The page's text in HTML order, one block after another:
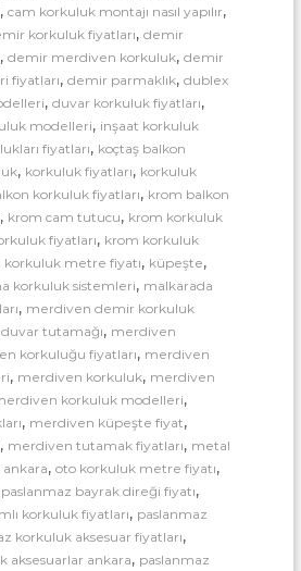
l
a
r
l
a
a
T
i
, cam korkuluk montajı nasıl yapılır,
korkuluk fiyatları, demir
, demir merdiven korkuluk, demir
fiyatları, demir parmaklık, dublex
, duvar korkuluk fiyatları,
modelleri, inşaat korkuluk
fiyatları, koçtaş balkon
, korkuluk fiyatları, korkuluk
korkuluk fiyatları, krom balkon
, krom cam tutucu, krom korkuluk
fiyatları, krom korkuluk
korkuluk metre fiyatı, küpeşte,
korkuluk sistemleri, malkarada
, merdiven demir korkuluk
tutamağı, merdiven
korkuluğu fiyatları, merdiven
, merdiven korkuluk, merdiven
korkuluk modelleri,
, merdiven küpeşte fiyat,
, merdiven tutamak fiyatları, metal
, oto korkuluk metre fiyatı,
paslanmaz bayrak direği fiyatı,
korkuluk fiyatları, paslanmaz
korkuluk aksesuar fiyatları,
aksesuarlar ankara, paslanmaz